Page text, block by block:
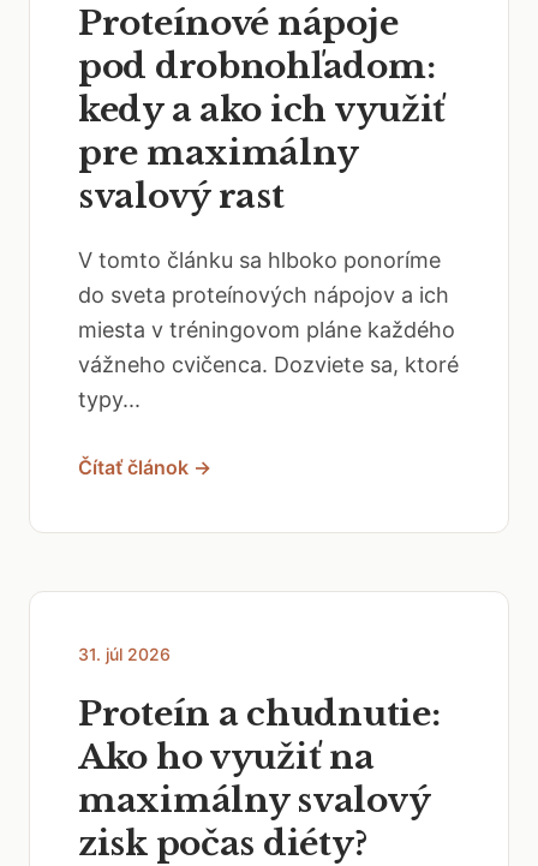
Proteínové nápoje
pod drobnohľadom:
kedy a ako ich využiť
pre maximálny
svalový rast
V tomto článku sa hlboko ponoríme
do sveta proteínových nápojov a ich
miesta v tréningovom pláne každého
vážneho cvičenca. Dozviete sa, ktoré
typy...
Čítať článok →
31. júl 2026
Proteín a chudnutie:
Ako ho využiť na
maximálny svalový
zisk počas diéty?